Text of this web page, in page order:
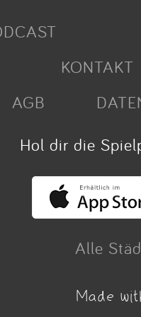
KONTAKT
AGB
Hol dir die
Alle
Made